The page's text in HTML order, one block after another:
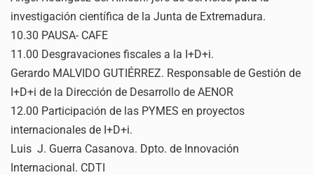
investigación científica de la Junta de Extremadura.
10.30 PAUSA- CAFE
11.00 Desgravaciones fiscales a la I+D+i.
Gerardo MALVIDO GUTIÉRREZ. Responsable de Gestión de
I+D+i de la Dirección de Desarrollo de AENOR
12.00 Participación de las PYMES en proyectos
internacionales de I+D+i.
Luis J. Guerra Casanova. Dpto. de Innovación
Internacional. CDTI